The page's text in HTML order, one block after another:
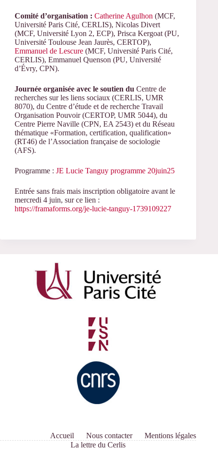
Comité d’organisation : Catherine Agulhon (MCF,
Université Paris Cité, CERLIS), Nicolas Divert
(MCF, Université Lyon 2, ECP), Prisca Kergoat (PU,
Université Toulouse Jean Jaurès, CERTOP),
Emmanuel de Lescure (MCF, Université Paris Cité,
CERLIS), Emmanuel Quenson (PU, Université
d’Évry, CPN).
Journée organisée avec le soutien du Centre de
recherches sur les liens sociaux (CERLIS, UMR
8070), du Centre d’étude et de recherche Travail
Organisation Pouvoir (CERTOP, UMR 5044), du
Centre Pierre Naville (CPN, EA 2543) et du Réseau
thématique «Formation, certification, qualification»
(RT46) de l’Association française de sociologie
(AFS).
Programme : JE Lucie Tanguy programme 20juin25
Entrée sans frais mais inscription obligatoire avant le
mercredi 4 juin, sur ce lien :
https://framaforms.org/je-lucie-tanguy-1739109227
Accueil Nous contacter
Mentions légales
La lettre du Cerlis